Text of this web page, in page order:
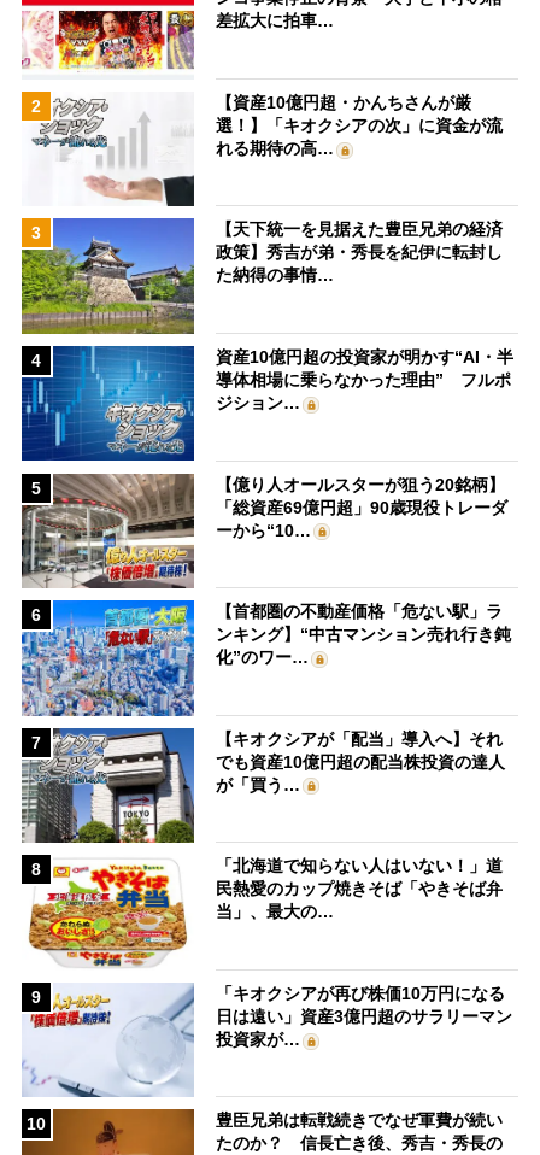
差拡大に拍車…
2
【資産10億円超・かんちさんが厳
選！】「キオクシアの次」に資金が流
れる期待の高…
3
【天下統一を見据えた豊臣兄弟の経済
政策】秀吉が弟・秀長を紀伊に転封し
た納得の事情…
4
資産10億円超の投資家が明かす“AI・半
導体相場に乗らなかった理由” フルポ
ジション…
5
【億り人オールスターが狙う20銘柄】
「総資産69億円超」90歳現役トレーダ
ーから“10…
6
【首都圏の不動産価格「危ない駅」ラ
ンキング】“中古マンション売れ行き鈍
化”のワー…
7
【キオクシアが「配当」導入へ】それ
でも資産10億円超の配当株投資の達人
が「買う…
8
「北海道で知らない人はいない！」道
民熱愛のカップ焼きそば「やきそば弁
当」、最大の…
9
「キオクシアが再び株価10万円になる
日は遠い」資産3億円超のサラリーマン
投資家が…
10
豊臣兄弟は転戦続きでなぜ軍費が続い
たのか？ 信長亡き後、秀吉・秀長の